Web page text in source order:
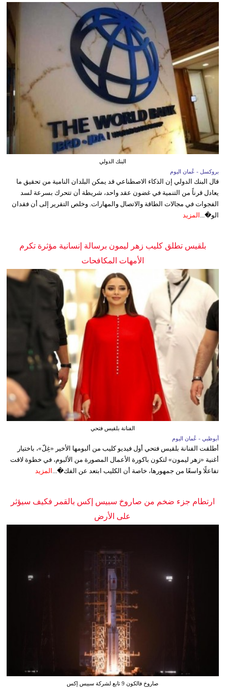
البنك الدولي
بروكسل - عُمان اليوم
قال البنك الدولي إن الذكاء الاصطناعي قد يمكن البلدان النامية من تحقيق ما
يعادل قرناً من التنمية في غضون عقد واحد، شريطة أن تتحرك بسرعة لسد
الفجوات في مجالات الطاقة والاتصال والمهارات. وخلص التقرير إلى أن فقدان
الو�...
المزيد
بلقيس تطلق كليب زهر ليمون برسالة إنسانية مؤثرة تكرم
الأمهات المكافحات
الفنانة بلقيس فتحي
أبوظبي - عُمان اليوم
أطلقت الفنانة بلقيس فتحي أول فيديو كليب من ألبومها الأخير «غِلّ»، باختيار
أغنية «زهر ليمون» لتكون باكورة الأعمال المصورة من الألبوم، في خطوة لاقت
تفاعلًا واسعًا من جمهورها، خاصة أن الكليب ابتعد عن الفك�... المزيد
ارتطام جزء ضخم من صاروخ سبيس إكس بالقمر فكيف سيؤثر
على الأرض
صاروخ فالكون 9 تابع لشركة سبيس إكس